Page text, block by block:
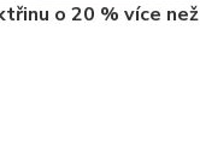
o 20 % více než